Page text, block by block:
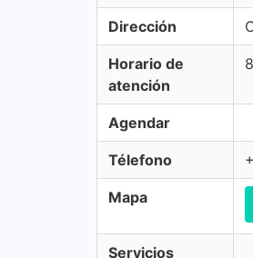
Dirección
Horario de
atención
Agendar
Télefono
Mapa
Servicios